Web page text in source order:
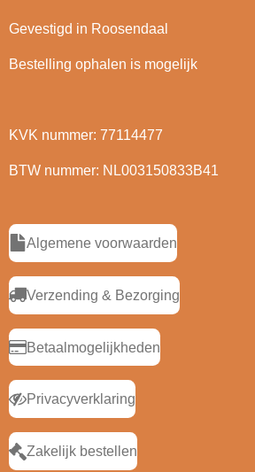
Gevestigd in Roosendaal
Bestelling ophalen is mogelijk
KVK nummer: 77114477
BTW nummer: NL003150833B41
Algemene voorwaarden
Verzending & Bezorging
Betaalmogelijkheden
Privacyverklaring
Zakelijk bestellen